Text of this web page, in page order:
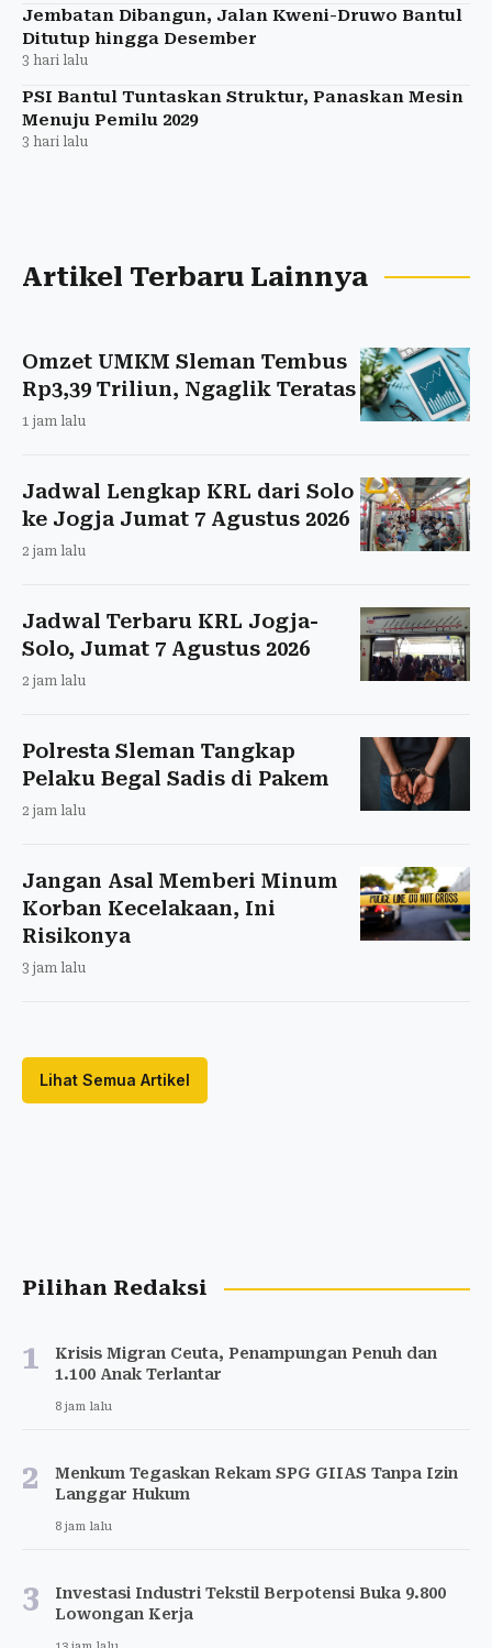
Jembatan Dibangun, Jalan Kweni-Druwo Bantul
Ditutup hingga Desember
3 hari lalu
PSI Bantul Tuntaskan Struktur, Panaskan Mesin
Menuju Pemilu 2029
3 hari lalu
Artikel Terbaru Lainnya
Omzet UMKM Sleman Tembus
Rp3,39 Triliun, Ngaglik Teratas
1 jam lalu
Jadwal Lengkap KRL dari Solo
ke Jogja Jumat 7 Agustus 2026
2 jam lalu
Jadwal Terbaru KRL Jogja-
Solo, Jumat 7 Agustus 2026
2 jam lalu
Polresta Sleman Tangkap
Pelaku Begal Sadis di Pakem
2 jam lalu
Jangan Asal Memberi Minum
Korban Kecelakaan, Ini
Risikonya
3 jam lalu
Lihat Semua Artikel
Pilihan Redaksi
1
Krisis Migran Ceuta, Penampungan Penuh dan
1.100 Anak Terlantar
8 jam lalu
2
Menkum Tegaskan Rekam SPG GIIAS Tanpa Izin
Langgar Hukum
8 jam lalu
3
Investasi Industri Tekstil Berpotensi Buka 9.800
Lowongan Kerja